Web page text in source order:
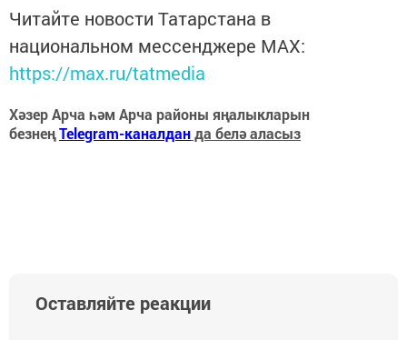
Читайте новости Татарстана в
национальном мессенджере MАХ:
https://max.ru/tatmedia
Хәзер Арча һәм Арча районы яңалыкларын
безнеңTelegram-каналданда белә аласыз
Оставляйте реакции